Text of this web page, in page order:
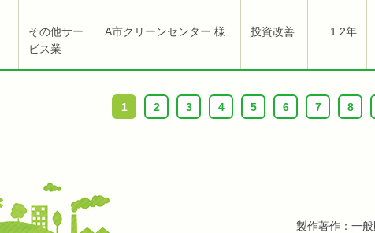
その他サー
ビス業
A市クリーンセンター 様 投資改善 1.2年
1 2 3 4 5 6 7 8
製作著作：一